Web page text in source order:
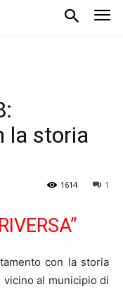
la storia
1
1614
con la storia
vicino al municipio di